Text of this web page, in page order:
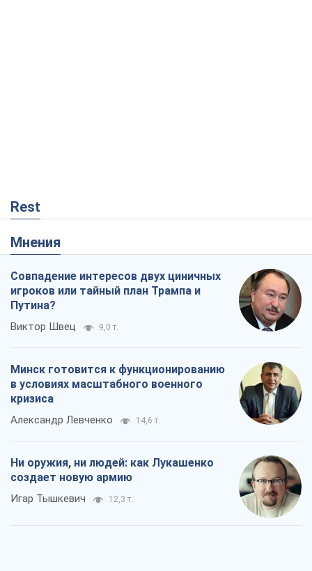
Rest
Мнения
Совпадение интересов двух циничных
игроков или тайный план Трампа и
Путина?
Виктор Швец 9,0 т.
Минск готовится к функционированию
в условиях масштабного военного
кризиса
Александр Левченко 14,6 т.
Ни оружия, ни людей: как Лукашенко
создает новую армию
Игар Тышкевич 12,3 т.